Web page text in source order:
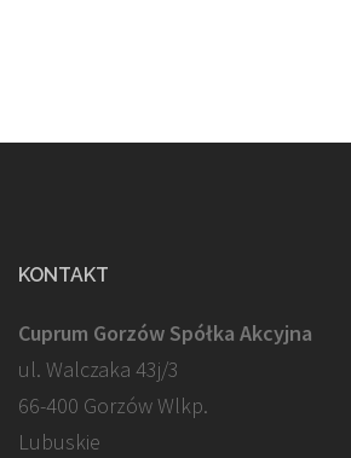
KONTAKT
Cuprum Gorzów Spółka Akcyjna
ul. Walczaka 43j/3
66-400 Gorzów Wlkp.
Lubuskie